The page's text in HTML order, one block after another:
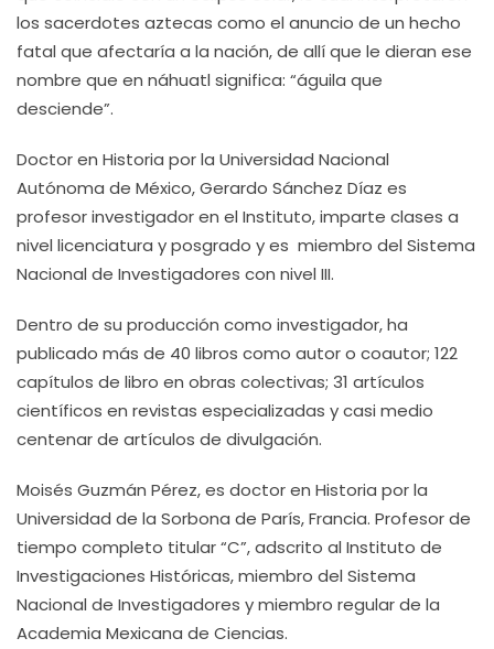
los sacerdotes aztecas como el anuncio de un hecho
fatal que afectaría a la nación, de allí que le dieran ese
nombre que en náhuatl significa: “águila que
desciende”.
Doctor en Historia por la Universidad Nacional
Autónoma de México, Gerardo Sánchez Díaz es
profesor investigador en el Instituto, imparte clases a
nivel licenciatura y posgrado y es miembro del Sistema
Nacional de Investigadores con nivel III.
Dentro de su producción como investigador, ha
publicado más de 40 libros como autor o coautor; 122
capítulos de libro en obras colectivas; 31 artículos
científicos en revistas especializadas y casi medio
centenar de artículos de divulgación.
Moisés Guzmán Pérez, es doctor en Historia por la
Universidad de la Sorbona de París, Francia. Profesor de
tiempo completo titular “C”, adscrito al Instituto de
Investigaciones Históricas, miembro del Sistema
Nacional de Investigadores y miembro regular de la
Academia Mexicana de Ciencias.